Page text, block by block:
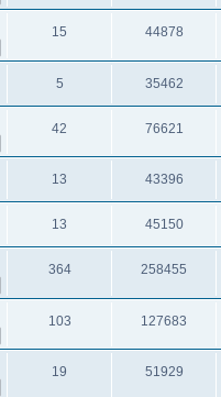
15 44878
5 35462
42 76621
13 43396
13 45150
364 258455
103 127683
19 51929